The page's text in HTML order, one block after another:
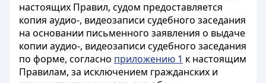
настоящих Правил, судом предоставляется
копия аудио-, видеозаписи судебного заседания
на основании письменного заявления о выдаче
копии аудио-, видеозаписи судебного заседания
по форме, согласно приложению 1 к настоящим
Правилам, за исключением гражданских и